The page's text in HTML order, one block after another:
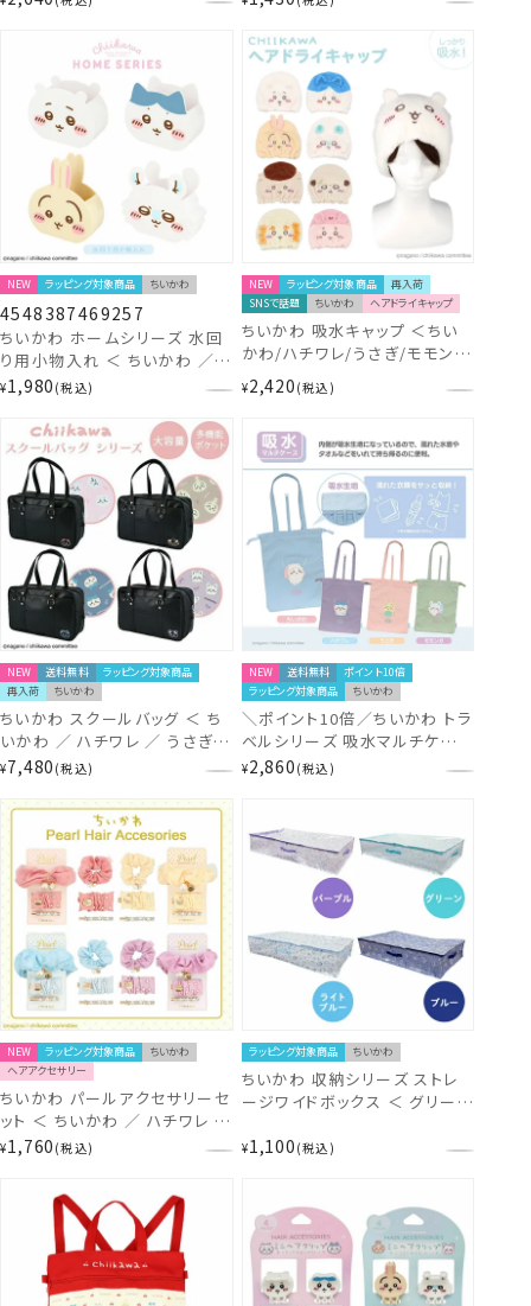
NEW ラッピング対象商品 ちいかわ
4548387469257
ちいかわ ホームシリーズ 水回
り用小物入れ ＜ ちいかわ ／
ハチワレ ／ うさぎ / モモンガ
¥1,980 税込
NEW ラッピング対象商品
再入荷
SNSで話題
ちいかわ ヘアドライキャップ
ちいかわ 吸水キャップ ＜ちい
かわ/ハチワレ/うさぎ/モモン
ガ/くりまんじゅう/ラッコ/シー
サー/古本屋＞ 粧美堂
¥2,420 税込
NEW 送料無料
ラッピング対象商品
再入荷
ちいかわ
ちいかわ スクールバッグ ＜ ち
いかわ ／ ハチワレ ／ うさぎ
／ モモンガ ＞ chiikawa 粧美
¥7,480 税込
NEW 送料無料
ポイント10倍
ラッピング対象商品
ちいかわ
＼ポイント10倍／ちいかわ トラ
ベルシリーズ 吸水マルチケース
＜ ちいかわ ／ ハチワレ ／ う
¥2,860 税込
NEW ラッピング対象商品
ちいかわ
ヘアアクセサリー
ちいかわ パールアクセサリーセ
ット ＜ ちいかわ ／ ハチワレ ／
うさぎ ／ モモンガ ＞
SHOBIDO
¥1,760 税込
ラッピング対象商品 ちいかわ
ちいかわ 収納シリーズ ストレ
ージワイドボックス ＜ グリーン
ルー ＞ chiikawa shobido 粧
¥1,100 税込